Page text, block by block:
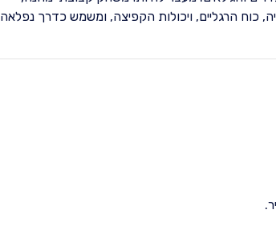
כוח הרגליים, ויכולות הקפיצה, ומשמש כדרך נפלאה